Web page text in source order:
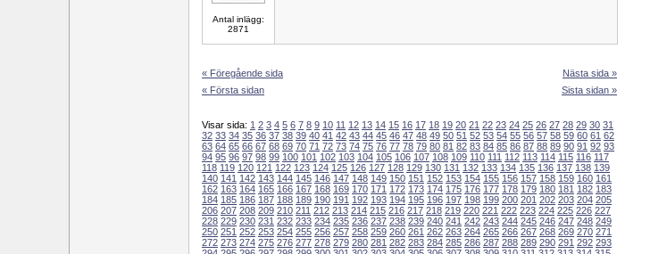
Antal inlägg:
2871
« Föregående sida
« Första sidan
Nästa sida »
Sista sidan »
Visar sida: 1 2 3 4 5 6 7 8 9 10 11 12 13 14 15 16 17 18 19 20 21 22 23 24 25 26 27 28 29 30 31
32 33 34 35 36 37 38 39 40 41 42 43 44 45 46 47 48 49 50 51 52 53 54 55 56 57 58 59 60 61 62
63 64 65 66 67 68 69 70 71 72 73 74 75 76 77 78 79 80 81 82 83 84 85 86 87 88 89 90 91 92 93
94 95 96 97 98 99 100 101 102 103 104 105 106 107 108 109 110 111 112 113 114 115 116 117
118 119 120 121 122 123 124 125 126 127 128 129 130 131 132 133 134 135 136 137 138 139
140 141 142 143 144 145 146 147 148 149 150 151 152 153 154 155 156 157 158 159 160 161
162 163 164 165 166 167 168 169 170 171 172 173 174 175 176 177 178 179 180 181 182 183
184 185 186 187 188 189 190 191 192 193 194 195 196 197 198 199 200 201 202 203 204 205
206 207 208 209 210 211 212 213 214 215 216 217 218 219 220 221 222 223 224 225 226 227
228 229 230 231 232 233 234 235 236 237 238 239 240 241 242 243 244 245 246 247 248 249
250 251 252 253 254 255 256 257 258 259 260 261 262 263 264 265 266 267 268 269 270 271
272 273 274 275 276 277 278 279 280 281 282 283 284 285 286 287 288 289 290 291 292 293